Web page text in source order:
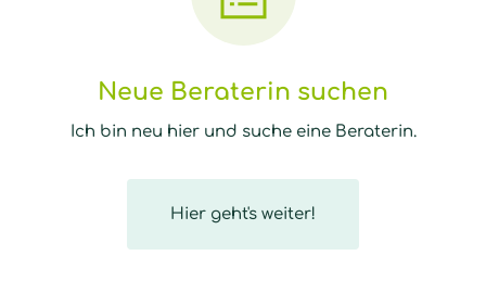
Neue Beraterin suchen
Ich bin neu hier und suche eine Beraterin.
Hier geht's weiter!